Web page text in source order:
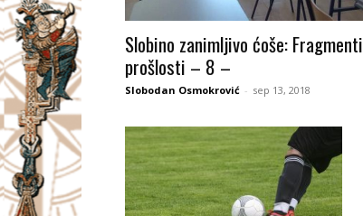
Slobino zanimljivo ćoše: Fragmenti
prošlosti – 8 –
Slobodan Osmokrović - sep 13, 2018